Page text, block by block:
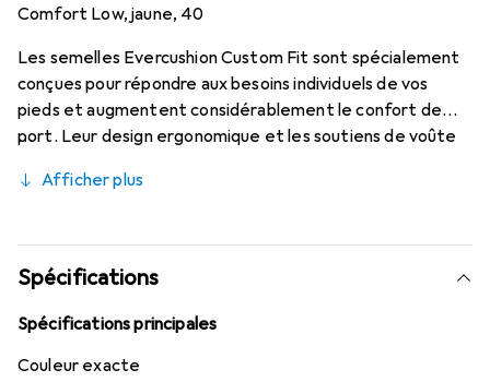
Comfort Low, jaune, 40
Les semelles Evercushion Custom Fit sont spécialement
conçues pour répondre aux besoins individuels de vos
pieds et augmentent considérablement le confort de
port. Leur design ergonomique et les soutiens de voûte
propriétés d'amortissement, soulagent les articulations
mousse hautement respirante, combinée à la surface
textile antibactérienne, permet une régulation
climatique efficace et minimise la formation d'odeurs
désagréables.
Afficher plus
Spécifications
Spécifications principales
Couleur exacte